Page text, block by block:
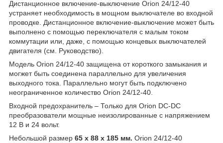
Дистанционное включение-выключение Orion 24/12-40
устраняет необходимость в мощном выключателе во входной
проводке. Дистанционное включение-выключение может быть
выполнено с помощью переключателя с малым током
коммутации или, даже, с помощью концевых выключателей
двигателя (см. Руководство).
Модель Orion 24/12-40 защищена от короткого замыкания и
могжет быть соединена параллельно для увеличения
выходного тока. Параллельно могут быть подключено
неограниченное количество Orion 24/12-40.
Входной предохранитель – Только для Orion DC-DC
преобразователи мощные неизолированные с напряжением
12 В и 24 вольт.
Небольшой размер 65 x 88 x 185 мм. Orion 24/12-40